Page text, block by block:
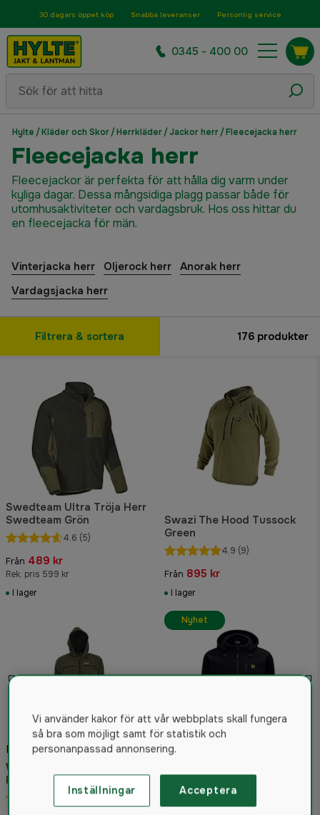
30 dagars öppet köp Snabba leveranser Personlig service
0345 - 400 00
Hylte /Kläder och Skor/Herrkläder/Jackor herr/Fleecejacka herr
Fleecejacka herr
Fleecejackor är perfekta för att hålla dig varm under
kyliga dagar. Dessa mångsidiga plagg passar både för
utomhusaktiviteter och vardagsbruk. Hos oss hittar du
en fleecejacka för män.
Vinterjacka herr Oljerock herr Anorak herr
Vardagsjacka herr
Filtrera & sortera 176 produkter
Swedteam Ultra Tröja Herr
Swedteam Grön
4.6 (5)
Från 489 kr
Rek. pris 599 kr
I lager
Swazi The Hood Tussock
Green
4.9 (9)
Från 895 kr
I lager
Mjukt fleecetyg
Woodline Huttla Anorak
Fleecejacka Grön
4.4(5) Swazi The Hood Black
Nyhet
Vi använder kakor för att vår webbplats skall fungera
så bra som möjligt samt för statistik och
personanpassad annonsering.
Inställningar Acceptera